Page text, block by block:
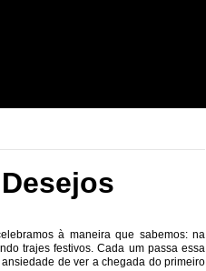
à maneira que sabemos: na
trajes festivos. Cada um passa essa
de ver a chegada do primeiro